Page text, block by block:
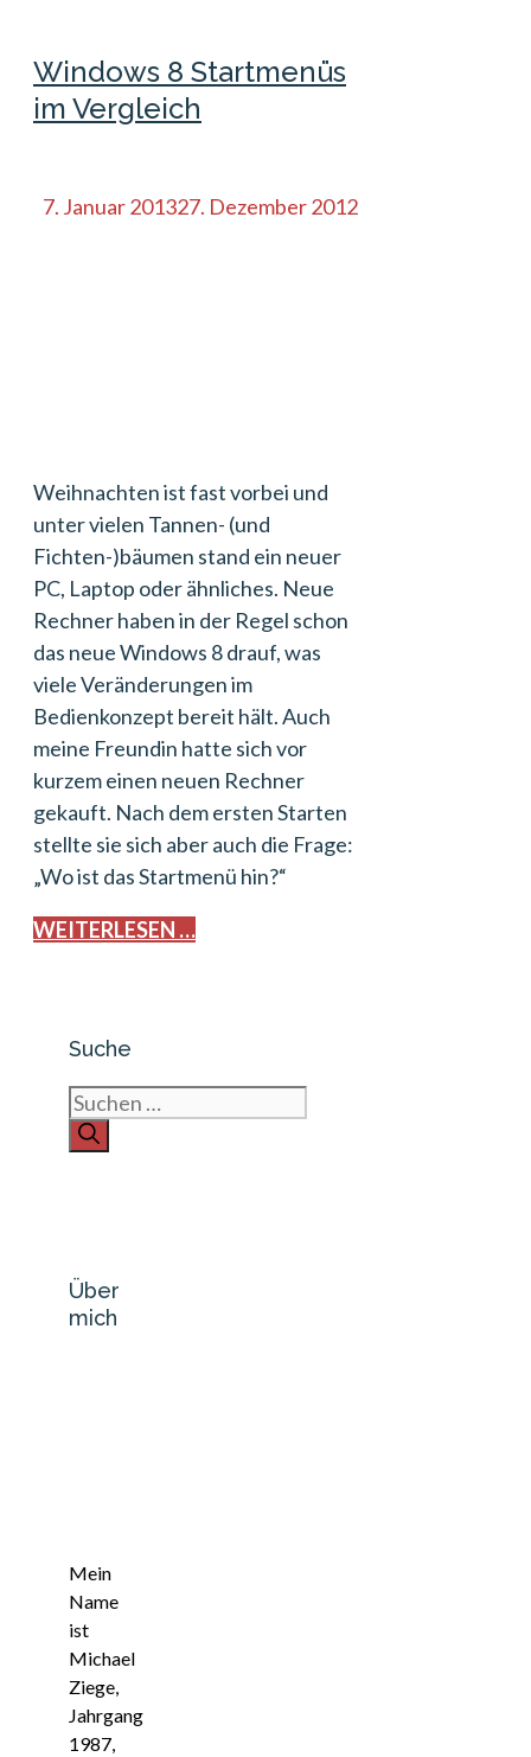
Windows 8 Startmenüs
im Vergleich
7. Januar 201327. Dezember 2012
Weihnachten ist fast vorbei und
unter vielen Tannen- (und
Fichten-)bäumen stand ein neuer
PC, Laptop oder ähnliches. Neue
Rechner haben in der Regel schon
das neue Windows 8 drauf, was
viele Veränderungen im
Bedienkonzept bereit hält. Auch
meine Freundin hatte sich vor
kurzem einen neuen Rechner
gekauft. Nach dem ersten Starten
stellte sie sich aber auch die Frage:
„Wo ist das Startmenü hin?“
WEITERLESEN …
Suche
Suchen
nach:
Über
mich
Mein
Name
ist
Michael
Ziege,
Jahrgang
1987,